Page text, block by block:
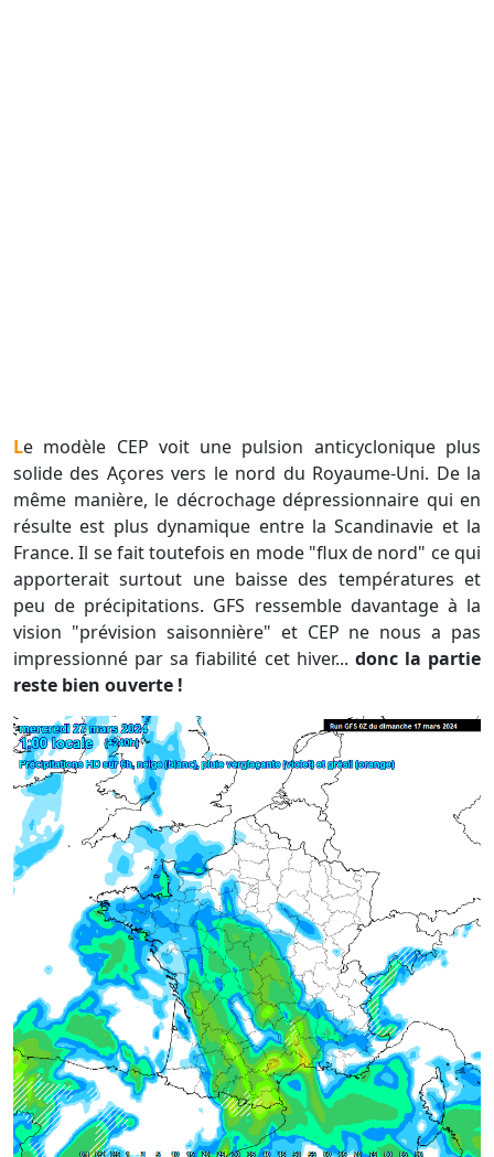
Le modèle CEP voit une pulsion anticyclonique plus
solide des Açores vers le nord du Royaume-Uni. De la
même manière, le décrochage dépressionnaire qui en
résulte est plus dynamique entre la Scandinavie et la
France. Il se fait toutefois en mode "flux de nord" ce qui
apporterait surtout une baisse des températures et
peu de précipitations. GFS ressemble davantage à la
vision "prévision saisonnière" et CEP ne nous a pas
impressionné par sa fiabilité cet hiver... donc la partie
reste bien ouverte !